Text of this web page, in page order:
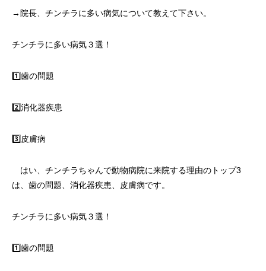
→院長、チンチラに多い病気について教えて下さい。
チンチラに多い病気３選！
1️⃣歯の問題
2️⃣消化器疾患
3️⃣皮膚病
はい、チンチラちゃんで動物病院に来院する理由のトップ3
は、歯の問題、消化器疾患、皮膚病です。
チンチラに多い病気３選！
1️⃣歯の問題